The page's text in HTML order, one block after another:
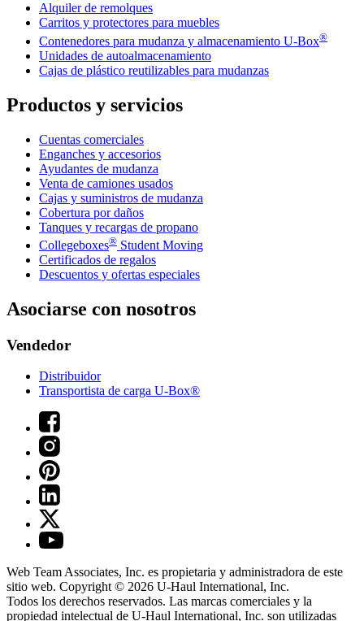
Alquiler de remolques
Carritos y protectores para muebles
Contenedores para mudanza y almacenamiento U-Box®
Unidades de autoalmacenamiento
Cajas de plástico reutilizables para mudanzas
Productos y servicios
Cuentas comerciales
Enganches y accesorios
Ayudantes de mudanza
Venta de camiones usados
Cajas y suministros de mudanza
Cobertura por daños
Tanques y recargas de propano
Collegeboxes® Student Moving
Certificados de regalos
Descuentos y ofertas especiales
Asociarse con nosotros
Vendedor
Distribuidor
Transportista de carga U-Box®
Web Team Associates, Inc. es propietaria y administradora de este
sitio web. Copyright © 2026 U-Haul International, Inc.
Todos los derechos reservados. Las marcas comerciales y la
propiedad intelectual de U-Haul International, Inc. son utilizadas